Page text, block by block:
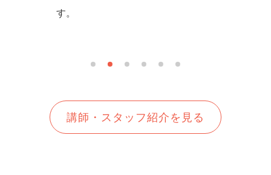
す。
講師・スタッフ紹介を見る